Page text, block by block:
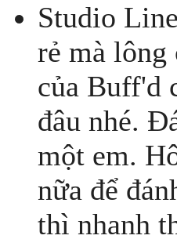
Studio
rẻ mà
của Buff'd
đâu nhé.
một em.
nữa để
thì nhanh